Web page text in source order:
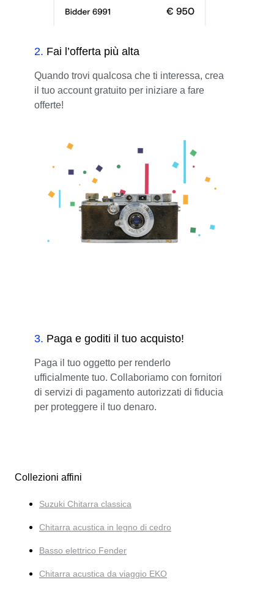
2. Fai l’offerta più alta
Quando trovi qualcosa che ti interessa, crea
il tuo account gratuito per iniziare a fare
offerte!
3. Paga e goditi il tuo acquisto!
Paga il tuo oggetto per renderlo
ufficialmente tuo. Collaboriamo con fornitori
di servizi di pagamento autorizzati di fiducia
per proteggere il tuo denaro.
Collezioni affini
Suzuki Chitarra classica
Chitarra acustica in legno di cedro
Basso elettrico Fender
Chitarra acustica da viaggio EKO